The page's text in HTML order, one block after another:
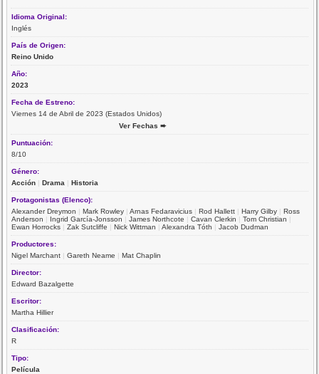
Idioma Original:
Inglés
País de Origen:
Reino Unido
Año:
2023
Fecha de Estreno:
Viernes 14 de Abril de 2023 (Estados Unidos)
Ver Fechas ➨
Puntuación:
8/10
Género:
Acción |Drama |Historia
Protagonistas (Elenco):
Alexander Dreymon |Mark Rowley |Arnas Fedaravicius |Rod Hallett |Harry Gilby |Ross
Anderson | Ingrid García-Jonsson |James Northcote |Cavan Clerkin |Tom Christian |
Ewan Horrocks |Zak Sutcliffe |Nick Wittman |Alexandra Tóth |Jacob Dudman
Productores:
Nigel Marchant |Gareth Neame |Mat Chaplin
Director:
Edward Bazalgette
Escritor:
Martha Hillier
Clasificación:
R
Tipo:
Película